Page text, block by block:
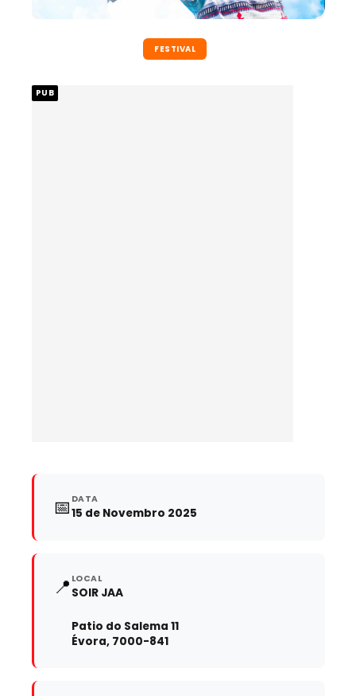
FESTIVAL
PUB
📅 DATA
15 de Novembro 2025
📍 LOCAL
SOIR JAA
Patio do Salema 11
Évora, 7000-841